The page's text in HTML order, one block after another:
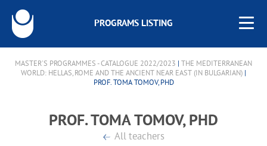
PROGRAMS LISTING
MASTER'S PROGRAMMES - CATALOGUE 2022/2023
THE MEDITERRANEAN
WORLD: HELLAS, ROME AND THE ANCIENT NEAR EAST (IN BULGARIAN)
PROF. TOMA TOMOV, PHD
PROF. TOMA TOMOV, PHD
All teachers